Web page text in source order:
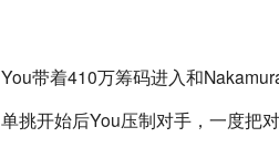
You带着410万筹码进入和
单挑开始后You压制对手，一度把